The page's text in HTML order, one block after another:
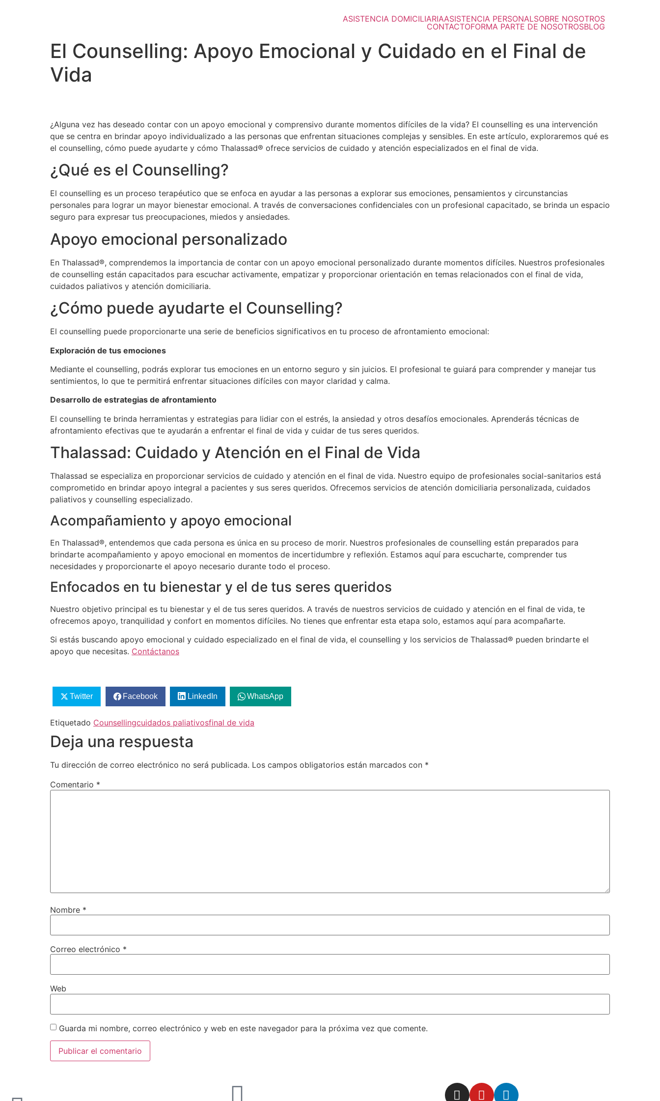
ASISTENCIA DOMICILIARIAASISTENCIA PERSONALSOBRE NOSOTROS
CONTACTOFORMA PARTE DE NOSOTROSBLOG
El Counselling: Apoyo Emocional y Cuidado en el Final de
Vida
¿Alguna vez has deseado contar con un apoyo emocional y comprensivo durante momentos difíciles de la vida? El counselling es una intervención
que se centra en brindar apoyo individualizado a las personas que enfrentan situaciones complejas y sensibles. En este artículo, exploraremos qué es
el counselling, cómo puede ayudarte y cómo Thalassad® ofrece servicios de cuidado y atención especializados en el final de vida.
¿Qué es el Counselling?
El counselling es un proceso terapéutico que se enfoca en ayudar a las personas a explorar sus emociones, pensamientos y circunstancias
personales para lograr un mayor bienestar emocional. A través de conversaciones confidenciales con un profesional capacitado, se brinda un espacio
seguro para expresar tus preocupaciones, miedos y ansiedades.
Apoyo emocional personalizado
En Thalassad®, comprendemos la importancia de contar con un apoyo emocional personalizado durante momentos difíciles. Nuestros profesionales
de counselling están capacitados para escuchar activamente, empatizar y proporcionar orientación en temas relacionados con el final de vida,
cuidados paliativos y atención domiciliaria.
¿Cómo puede ayudarte el Counselling?
El counselling puede proporcionarte una serie de beneficios significativos en tu proceso de afrontamiento emocional:
Exploración de tus emociones
Mediante el counselling, podrás explorar tus emociones en un entorno seguro y sin juicios. El profesional te guiará para comprender y manejar tus
sentimientos, lo que te permitirá enfrentar situaciones difíciles con mayor claridad y calma.
Desarrollo de estrategias de afrontamiento
El counselling te brinda herramientas y estrategias para lidiar con el estrés, la ansiedad y otros desafíos emocionales. Aprenderás técnicas de
afrontamiento efectivas que te ayudarán a enfrentar el final de vida y cuidar de tus seres queridos.
Thalassad: Cuidado y Atención en el Final de Vida
Thalassad se especializa en proporcionar servicios de cuidado y atención en el final de vida. Nuestro equipo de profesionales social-sanitarios está
comprometido en brindar apoyo integral a pacientes y sus seres queridos. Ofrecemos servicios de atención domiciliaria personalizada, cuidados
paliativos y counselling especializado.
Acompañamiento y apoyo emocional
En Thalassad®, entendemos que cada persona es única en su proceso de morir. Nuestros profesionales de counselling están preparados para
brindarte acompañamiento y apoyo emocional en momentos de incertidumbre y reflexión. Estamos aquí para escucharte, comprender tus
necesidades y proporcionarte el apoyo necesario durante todo el proceso.
Enfocados en tu bienestar y el de tus seres queridos
Nuestro objetivo principal es tu bienestar y el de tus seres queridos. A través de nuestros servicios de cuidado y atención en el final de vida, te
ofrecemos apoyo, tranquilidad y confort en momentos difíciles. No tienes que enfrentar esta etapa solo, estamos aquí para acompañarte.
Si estás buscando apoyo emocional y cuidado especializado en el final de vida, el counselling y los servicios de Thalassad® pueden brindarte el
apoyo que necesitas. Contáctanos
Twitter Facebook LinkedIn WhatsApp
Etiquetado Counsellingcuidados paliativosfinal de vida
Deja una respuesta
Tu dirección de correo electrónico no será publicada. Los campos obligatorios están marcados con *
Comentario *
Nombre *
Correo electrónico *
Web
Guarda mi nombre, correo electrónico y web en este navegador para la próxima vez que comente.